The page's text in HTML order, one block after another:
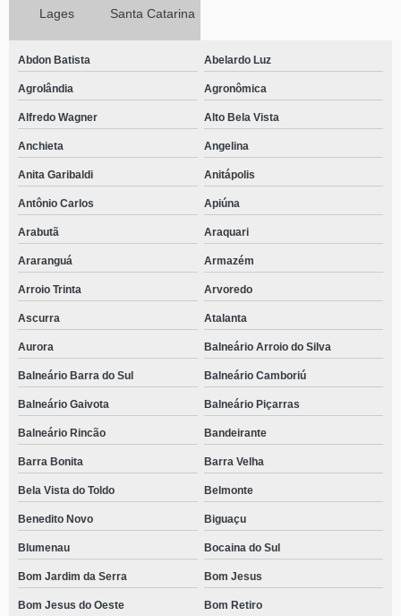
Lages Santa Catarina
Abdon Batista Abelardo Luz
Agrolândia Agronômica
Alfredo Wagner Alto Bela Vista
Anchieta Angelina
Anita Garibaldi Anitápolis
Antônio Carlos Apiúna
Arabutã Araquari
Araranguá Armazém
Arroio Trinta Arvoredo
Ascurra Atalanta
Aurora Balneário Arroio do Silva
Balneário Barra do Sul Balneário Camboriú
Balneário Gaivota Balneário Piçarras
Balneário Rincão Bandeirante
Barra Bonita Barra Velha
Bela Vista do Toldo Belmonte
Benedito Novo Biguaçu
Blumenau Bocaina do Sul
Bom Jardim da Serra Bom Jesus
Bom Jesus do Oeste Bom Retiro